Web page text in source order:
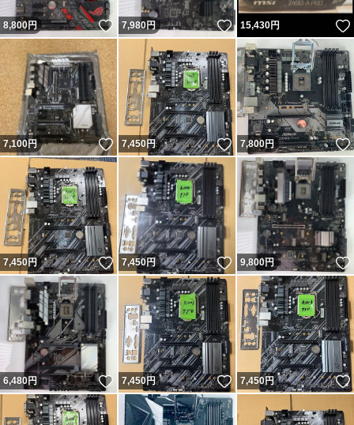
8,800円 いいね！
7,980円 いいね！
15,430円
7,100円 いいね！
7,450円 いいね！
7,800円
7,450円 いいね！
7,450円 いいね！
9,800円
6,480円 いいね！
7,450円 いいね！
7,450円